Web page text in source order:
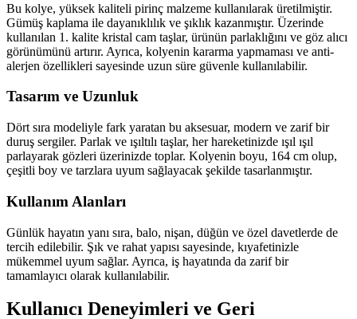
Bu kolye, yüksek kaliteli pirinç malzeme kullanılarak üretilmiştir.
Gümüş kaplama ile dayanıklılık ve şıklık kazanmıştır. Üzerinde
kullanılan 1. kalite kristal cam taşlar, ürünün parlaklığını ve göz alıcı
görünümünü artırır. Ayrıca, kolyenin kararma yapmaması ve anti-
alerjen özellikleri sayesinde uzun süre güvenle kullanılabilir.
Tasarım ve Uzunluk
Dört sıra modeliyle fark yaratan bu aksesuar, modern ve zarif bir
duruş sergiler. Parlak ve ışıltılı taşlar, her hareketinizde ışıl ışıl
parlayarak gözleri üzerinizde toplar. Kolyenin boyu, 164 cm olup,
çeşitli boy ve tarzlara uyum sağlayacak şekilde tasarlanmıştır.
Kullanım Alanları
Günlük hayatın yanı sıra, balo, nişan, düğün ve özel davetlerde de
tercih edilebilir. Şık ve rahat yapısı sayesinde, kıyafetinizle
mükemmel uyum sağlar. Ayrıca, iş hayatında da zarif bir
tamamlayıcı olarak kullanılabilir.
Kullanıcı Deneyimleri ve Geri